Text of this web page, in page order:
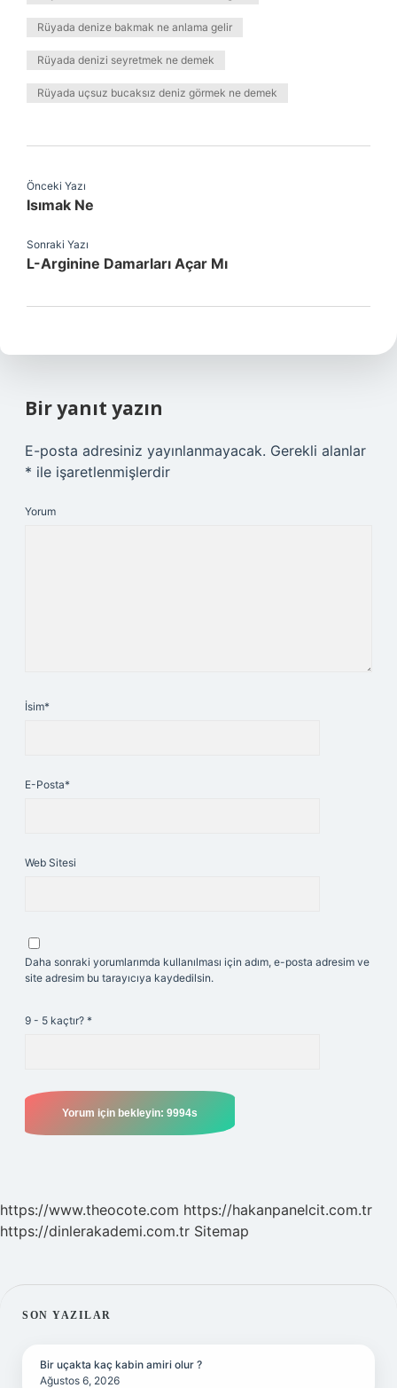
Rüyada denize bakmak ne anlama gelir
Rüyada denizi seyretmek ne demek
Rüyada uçsuz bucaksız deniz görmek ne demek
Önceki Yazı
Isımak Ne
Sonraki Yazı
L-Arginine Damarları Açar Mı
Bir yanıt yazın
E-posta adresiniz yayınlanmayacak. Gerekli alanlar
* ile işaretlenmişlerdir
Yorum
İsim*
E-Posta*
Web Sitesi
Daha sonraki yorumlarımda kullanılması için adım, e-posta adresim ve
site adresim bu tarayıcıya kaydedilsin.
9 - 5 kaçtır? *
https://www.theocote.com https://hakanpanelcit.com.tr
https://dinlerakademi.com.tr Sitemap
SIDEBAR
SON YAZILAR
Bir uçakta kaç kabin amiri olur ?
Ağustos 6, 2026